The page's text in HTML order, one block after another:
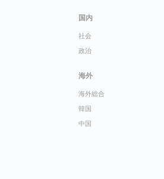
国内
社会
政治
海外
海外総合
韓国
中国